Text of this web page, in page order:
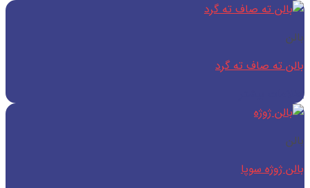
بالن
بالن ته صاف ته گرد
اطلاعات بیشتر
بالن
بالن ژوژه سوپا